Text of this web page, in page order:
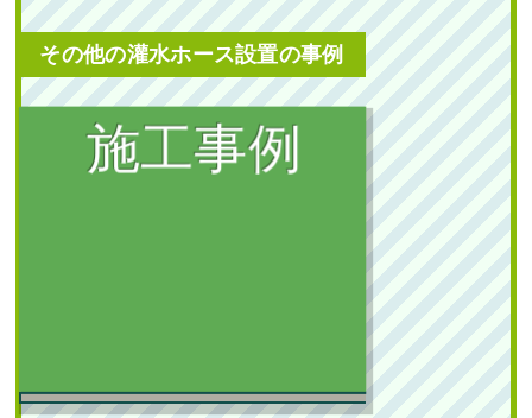
見えないよ ...
2024年2月29日 植栽,大阪市,オタ
フクナンテン,常緑樹ア行,
常緑樹ハ
その他の灌水ホース設置の事例
灌水ホース設置